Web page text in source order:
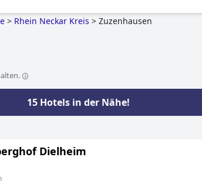
> Rhein Neckar Kreis > Zuzenhausen
15 Hotels in der Nähe!
Dielheim